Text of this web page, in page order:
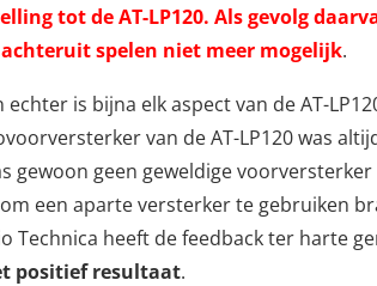
tot de AT-LP120. Als gevolg
spelen niet meer mogelijk.
is bijna elk aspect van de AT-
van de AT-LP120 was
gewoon geen geweldige
een aparte versterker te gebruiken
Technica heeft de feedback ter harte
positief resultaat.